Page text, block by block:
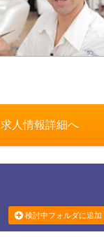
求人情報詳細へ
検討中フォルダに追加